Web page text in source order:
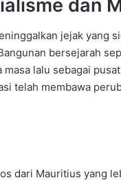
dan
jejak yang
bersejarah
masa lalu sebagai
telah membawa
dari Mauritius yang